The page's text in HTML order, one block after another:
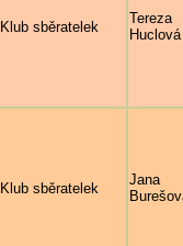
Klub sběratelek
Tereza
Huclová
Klub sběratelek
Jana